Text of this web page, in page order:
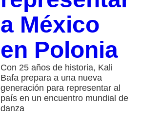
a México
en Polonia
Con 25 años de historia, Kali
Bafa prepara a una nueva
generación para representar al
país en un encuentro mundial de
danza